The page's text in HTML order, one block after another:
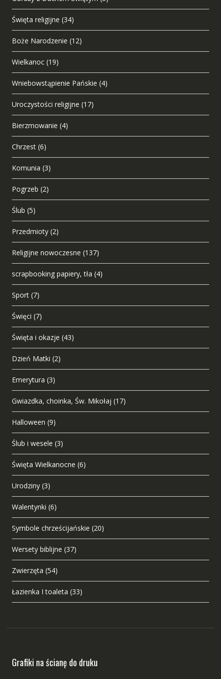
Święta religijne (34)
Boże Narodzenie (12)
Wielkanoc (19)
Wniebowstąpienie Pańskie (4)
Uroczystości religijne (17)
Bierzmowanie (4)
Chrzest (6)
Komunia (3)
Pogrzeb (2)
Ślub (5)
Przedmioty (2)
Religijne nowoczesne (137)
scrapbooking papiery, tła (4)
Sport (7)
Święci (7)
Święta i okazje (43)
Dzień Matki (2)
Emerytura (3)
Gwiazdka, choinka, Św. Mikołaj (17)
Halloween (9)
Ślub i wesele (3)
Święta Wielkanocne (6)
Urodziny (3)
Walentynki (6)
Symbole chrześcijańskie (20)
Wersety biblijne (37)
Zwierzęta (54)
Łazienka I toaleta (33)
Grafiki na ścianę do druku